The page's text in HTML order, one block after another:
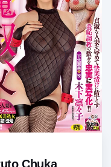
Chuka